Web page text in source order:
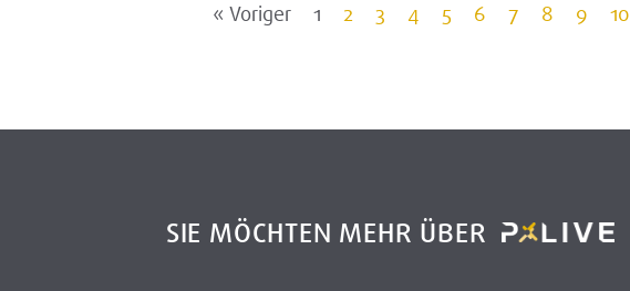
« Voriger 1 2 3 4 5 6 7 8 9 10
SIE MÖCHTEN MEHR ÜBER